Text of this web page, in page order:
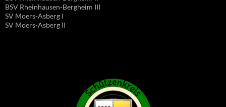
BSV Rheinhausen-Bergheim III
SV Moers-Asberg I
SV Moers-Asberg II